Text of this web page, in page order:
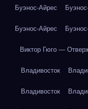
Буэнос-Айрес
Буэнос-Айрес
Виктор Гюго —
Владивосток
Владивосток